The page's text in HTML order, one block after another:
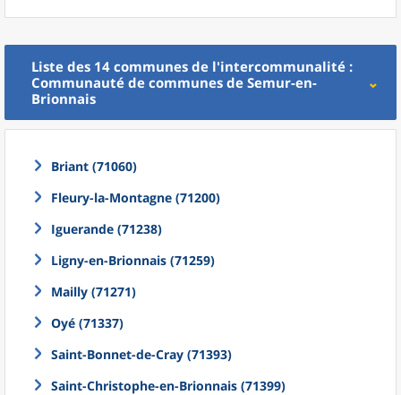
Liste des 14 communes de l'intercommunalité :
Communauté de communes de Semur-en-
Brionnais
Briant (71060)
Fleury-la-Montagne (71200)
Iguerande (71238)
Ligny-en-Brionnais (71259)
Mailly (71271)
Oyé (71337)
Saint-Bonnet-de-Cray (71393)
Saint-Christophe-en-Brionnais (71399)